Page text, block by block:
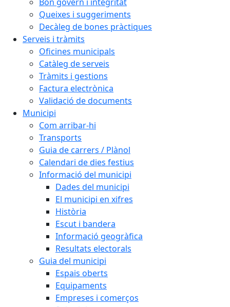
Queixes i suggeriments
Decàleg de bones pràctiques
Serveis i tràmits
Oficines municipals
Catàleg de serveis
Tràmits i gestions
Factura electrònica
Validació de documents
Municipi
Com arribar-hi
Transports
Guia de carrers / Plànol
Calendari de dies festius
Informació del municipi
Dades del municipi
El municipi en xifres
Història
Escut i bandera
Informació geogràfica
Resultats electorals
Guia del municipi
Espais oberts
Equipaments
Empreses i comerços